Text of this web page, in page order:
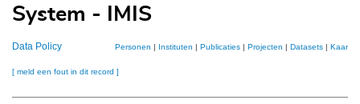
System - IMIS
Data Policy Personen | Instituten | Publicaties| Projecten | Datasets| Kaarten
[ meld een fout in dit record ]